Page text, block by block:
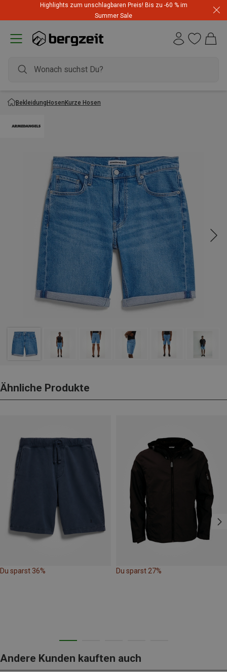
Highlights zum unschlagbaren Preis! Bis zu -60 % im
Summer Sale
BekleidungHosenKurze Hosen
Ähnliche Produkte
Du sparst 36% Du sparst 27%
Andere Kunden kauften auch